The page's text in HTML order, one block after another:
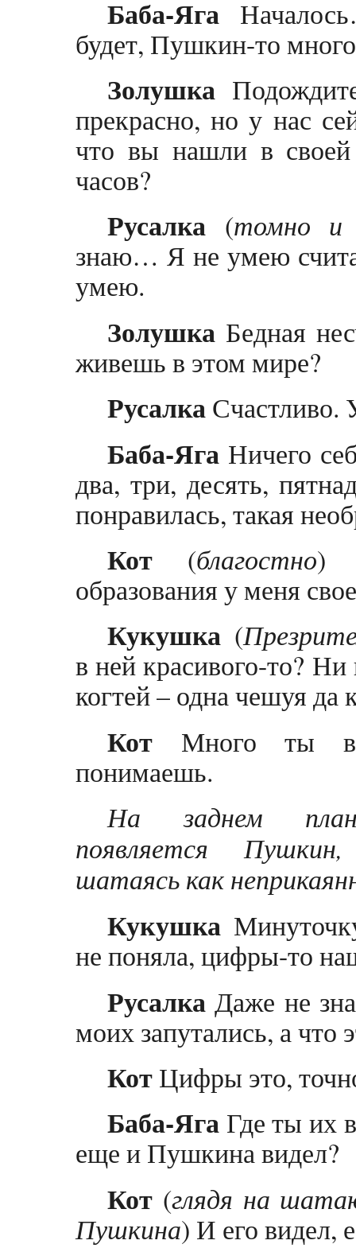
Баба-Яга
будет, Пушкин-то
Золушка
прекрасно, но у нас
что вы нашли в
часов?
Русалка (томно и
знаю… Я не умею
умею.
Золушка Бедная
живешь в этом мире?
РусалкаСчастливо.
Баба-Яга Ничего
два, три, десять,
понравилась, такая
Кот (благостно)
образования у меня
Кукушка (
в ней красивого-то? Ни
когтей – одна чешуя да
Кот Много ты в
понимаешь.
На заднем
появляется
шатаясь как
Кукушка
не поняла, цифры-то
Русалка Даже не
моих запутались, а что
КотЦифры это,
Баба-Яга Где ты их
еще и Пушкина видел?
Кот (глядя на
Пушкина) И его видел,